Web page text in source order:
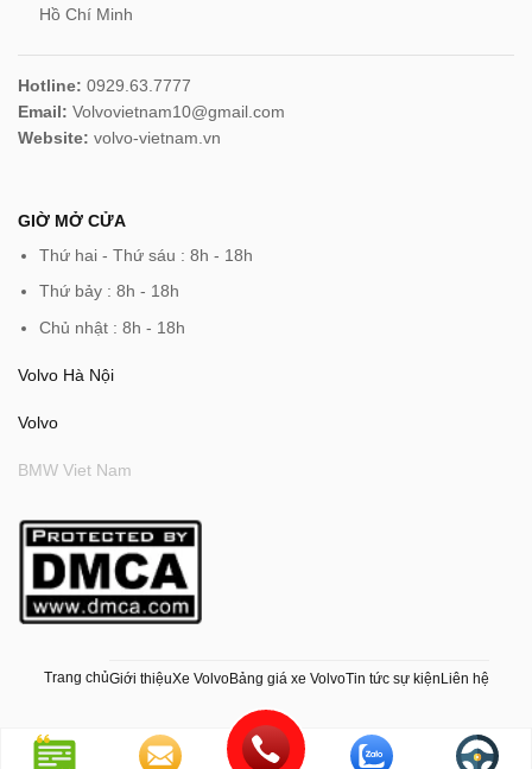
Hồ Chí Minh‎
Hotline: 0929.63.7777
Email: Volvovietnam10@gmail.com
Website: volvo-vietnam.vn
Trang chủGiới thiệuXe VolvoBảng giá xe VolvoTin tức sự kiệnLiên hệ
GIỜ MỞ CỬA
Thứ hai - Thứ sáu : 8h - 18h
Thứ bảy : 8h - 18h
Chủ nhật : 8h - 18h
Volvo Hà Nội
Volvo
BMW Viet Nam